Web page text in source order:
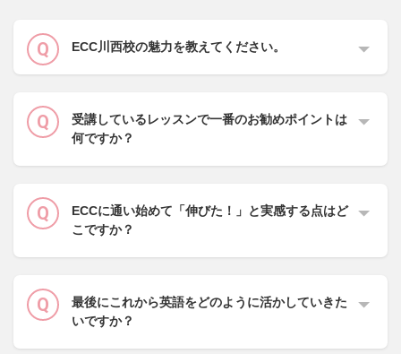
ECC川西校の魅力を教えてください。
受講しているレッスンで一番のお勧めポイントは
何ですか？
ECCに通い始めて「伸びた！」と実感する点はど
こですか？
最後にこれから英語をどのように活かしていきた
いですか？